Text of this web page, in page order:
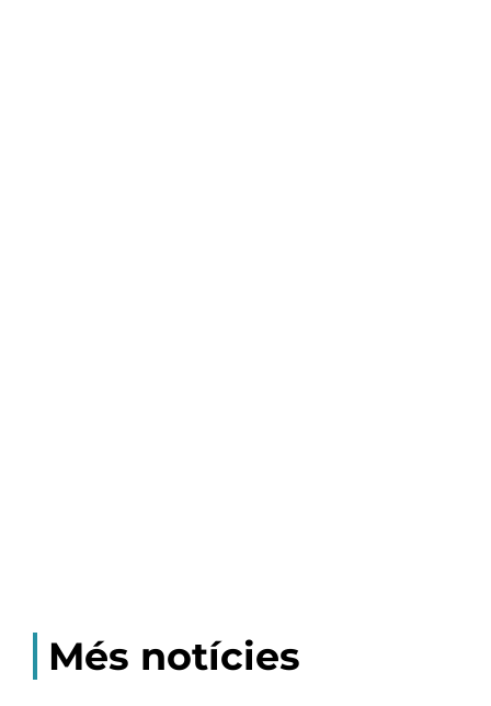
Més notícies